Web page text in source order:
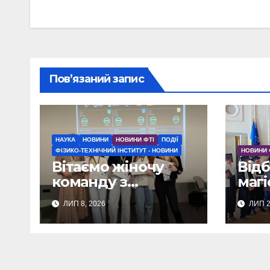
Пов’язаний запис
НАУКА НОВИНИ НОВИНИ ФТІ
ПОДІЇ
ФІЗИКО-ТЕХНІЧНИЙ ІНСТИТУТ - НОВИНИ
Вітаємо жіночу
команду з
перемогою у
SHEHACK: CTF
Challenge 2026!
ЛИП 8, 2026
НОВИНИ
ЛИП